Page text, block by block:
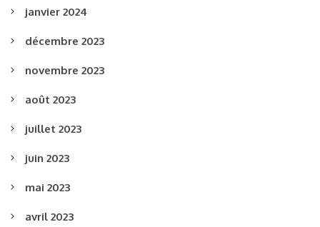
janvier 2024
décembre 2023
novembre 2023
août 2023
juillet 2023
juin 2023
mai 2023
avril 2023